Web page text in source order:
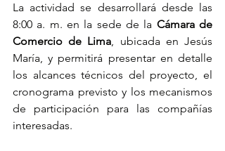
La actividad se desarrollará desde las
8:00 a. m. en la sede de la Cámara de
Comercio de Lima, ubicada en Jesús
María, y permitirá presentar en detalle
los alcances técnicos del proyecto, el
cronograma previsto y los mecanismos
de participación para las compañías
interesadas.